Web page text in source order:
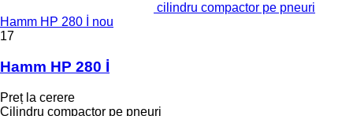
cilindru compactor pe pneuri
Hamm HP 280 İ nou
17
Hamm HP 280 İ
Preț la cerere
Cilindru compactor pe pneuri